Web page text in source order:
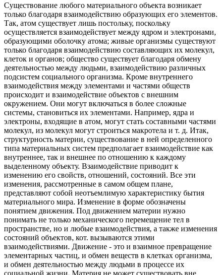
Существование любого материального объекта возникает
только благодаря взаимодействию образующих его элементов.
Так, атом существует лишь постольку, поскольку
осуществляется взаимодействует между ядром и электронами,
образующими оболочку атома; живые организмы существуют
только благодаря взаимодействию составляющих их молекул,
клеток и органов; общество существует благодаря обмену
деятельностью между людьми, взаимодействию различных
подсистем социального организма. Кроме внутреннего
взаимодействия между элементами и частями обществ
происходит и взаимодействие объектов с внешним
окружением. Они могут включаться в более сложные
системы, становиться их элементами. Например, ядра и
электроны, входящие в атом, могут стать составными частями
молекул, из молекул могут строиться макротела и т. д. Итак,
структурность материи, существование в ней определенного
типа материальных систем предполагает взаимодействие как
внутреннее, так и внешнее по отношению к каждому
выделенному объекту. Взаимодействие приводит к
изменению его свойств, отношений, состояний. Все эти
изменения, рассмотренные в самом общем плане,
представляют собой неотъемлимую характеристику бытия
материального мира. Изменение в форме обозначены
понятием движения. Под движением материи нужно
понимать не только механического перемещение тел в
пространстве, но и любые взаимодействия, а также изменения
состояний объектов, кот. вызываются этими
взаимодействиями. Движение - это и взаимное превращение
элементарных частиц, и обмен веществ в клетках организма,
и обмен деятельностью между людьми в процессе их
социальной жизни. Материя не может существовать вне